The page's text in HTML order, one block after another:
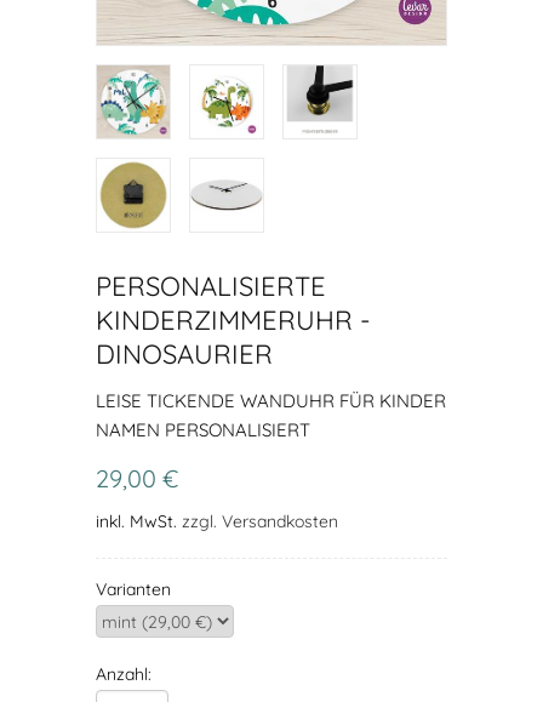
PERSONALISIERTE
KINDERZIMMERUHR -
DINOSAURIER
LEISE TICKENDE WANDUHR FÜR KINDER
NAMEN PERSONALISIERT
29,00 €
inkl. MwSt. zzgl. Versandkosten
Varianten
Anzahl: